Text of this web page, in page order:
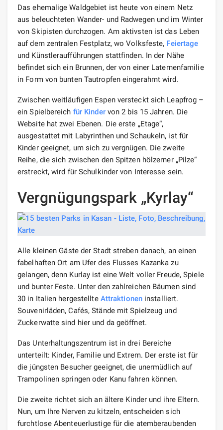
Das ehemalige Waldgebiet ist heute von einem Netz
aus beleuchteten Wander- und Radwegen und im Winter
von Skipisten durchzogen. Am aktivsten ist das Leben
auf dem zentralen Festplatz, wo Volksfeste, Feiertage
und Künstleraufführungen stattfinden. In der Nähe
befindet sich ein Brunnen, der von einer Laternenfamilie
in Form von bunten Tautropfen eingerahmt wird.
Zwischen weitläufigen Espen versteckt sich Leapfrog –
ein Spielbereich für Kindervon 2 bis 15 Jahren. Die
Website hat zwei Ebenen. Die erste „Etage“,
ausgestattet mit Labyrinthen und Schaukeln, ist für
Kinder geeignet, um sich zu vergnügen. Die zweite
Reihe, die sich zwischen den Spitzen hölzerner „Pilze“
erstreckt, wird für Schulkinder von Interesse sein.
Vergnügungspark „Kyrlay“
Alle kleinen Gäste der Stadt streben danach, an einen
fabelhaften Ort am Ufer des Flusses Kazanka zu
gelangen, denn Kurlay ist eine Welt voller Freude, Spiele
und bunter Feste. Unter den zahlreichen Bäumen sind
30 in Italien hergestellte Attraktioneninstalliert.
Souvenirläden, Cafés, Stände mit Spielzeug und
Zuckerwatte sind hier und da geöffnet.
Das Unterhaltungszentrum ist in drei Bereiche
unterteilt: Kinder, Familie und Extrem. Der erste ist für
die jüngsten Besucher geeignet, die unermüdlich auf
Trampolinen springen oder Kanu fahren können.
Die zweite richtet sich an ältere Kinder und ihre Eltern.
Nun, um Ihre Nerven zu kitzeln, entscheiden sich
furchtlose Abenteuerlustige für die atemberaubenden